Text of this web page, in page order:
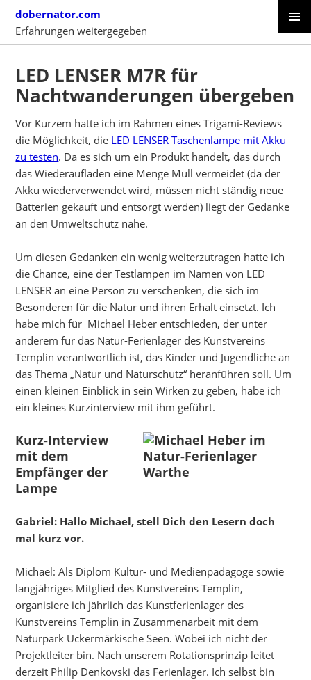
content
dobernator.com
Erfahrungen weitergegeben
CONTENT
LED LENSER M7R für
Nachtwanderungen übergeben
Vor Kurzem hatte ich im Rahmen eines Trigami-Reviews
die Möglichkeit, die LED LENSER Taschenlampe mit Akku
zu testen. Da es sich um ein Produkt handelt, das durch
das Wiederaufladen eine Menge Müll vermeidet (da der
Akku wiederverwendet wird, müssen nicht ständig neue
Batterien gekauft und entsorgt werden) liegt der Gedanke
an den Umweltschutz nahe.
Um diesen Gedanken ein wenig weiterzutragen hatte ich
die Chance, eine der Testlampen im Namen von LED
LENSER an eine Person zu verschenken, die sich im
Besonderen für die Natur und ihren Erhalt einsetzt. Ich
habe mich für Michael Heber entschieden, der unter
anderem für das Natur-Ferienlager des Kunstvereins
Templin verantwortlich ist, das Kinder und Jugendliche an
das Thema „Natur und Naturschutz“ heranführen soll. Um
einen kleinen Einblick in sein Wirken zu geben, habe ich
ein kleines Kurzinterview mit ihm geführt.
Kurz-Interview
mit dem
Empfänger der
Lampe
Gabriel: Hallo Michael, stell Dich den Lesern doch
mal kurz vor.
Michael: Als Diplom Kultur- und Medienpädagoge sowie
langjähriges Mitglied des Kunstvereins Templin,
organisiere ich jährlich das Kunstferienlager des
Kunstvereins Templin in Zusammenarbeit mit dem
Naturpark Uckermärkische Seen. Wobei ich nicht der
Projektleiter bin. Nach unserem Rotationsprinzip leitet
derzeit Philip Denkovski das Ferienlager. Ich selbst bin